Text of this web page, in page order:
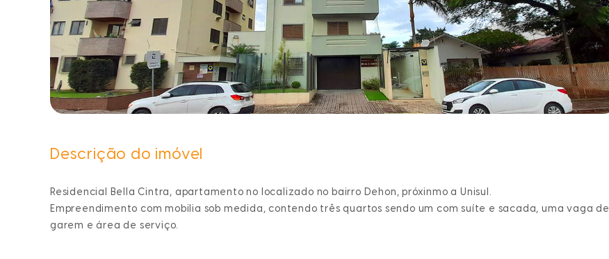
Descrição do imóvel
Residencial Bella Cintra, apartamento no localizado no bairro Dehon, próxinmo a Unisul.
Empreendimento com mobilia sob medida, contendo três quartos sendo um com suíte e sacada, uma vaga de
garem e área de serviço.